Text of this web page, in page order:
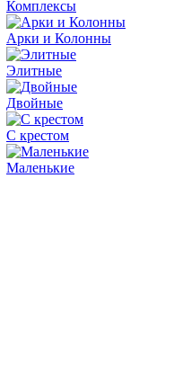
Комплексы
Арки и Колонны
Элитные
Двойные
С крестом
Маленькие